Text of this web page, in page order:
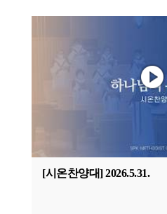
[시온찬양대] 2026.5.31.